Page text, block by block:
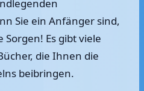
Sie ein Anfänger sind,
Sorgen! Es gibt viele
die Ihnen die
beibringen.